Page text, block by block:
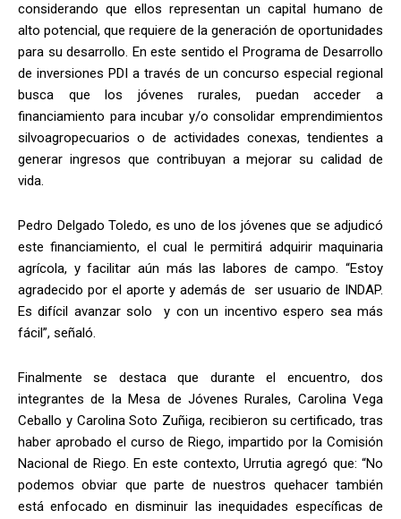
considerando que ellos representan un capital humano de
alto potencial, que requiere de la generación de oportunidades
para su desarrollo. En este sentido el Programa de Desarrollo
de inversiones PDI a través de un concurso especial regional
busca que los jóvenes rurales, puedan acceder a
financiamiento para incubar y/o consolidar emprendimientos
silvoagropecuarios o de actividades conexas, tendientes a
generar ingresos que contribuyan a mejorar su calidad de
vida.
Pedro Delgado Toledo, es uno de los jóvenes que se adjudicó
este financiamiento, el cual le permitirá adquirir maquinaria
agrícola, y facilitar aún más las labores de campo. “Estoy
agradecido por el aporte y además de ser usuario de INDAP.
Es difícil avanzar solo y con un incentivo espero sea más
fácil”, señaló.
Finalmente se destaca que durante el encuentro, dos
integrantes de la Mesa de Jóvenes Rurales, Carolina Vega
Ceballo y Carolina Soto Zuñiga, recibieron su certificado, tras
haber aprobado el curso de Riego, impartido por la Comisión
Nacional de Riego. En este contexto, Urrutia agregó que: “No
podemos obviar que parte de nuestros quehacer también
está enfocado en disminuir las inequidades específicas de